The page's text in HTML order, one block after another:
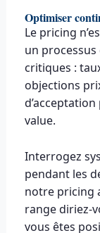
Optimiser
Le pricing
un
critiques :
objections
value.
Interrogez
pendant les
notre pricing
range diriez-
vous êtes